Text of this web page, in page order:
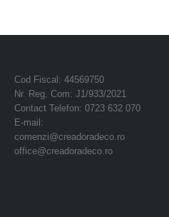
Cod Fiscal: 44569750
Nr. Reg. Com: J1/933/2021
Contact Telefon: 0723 632 070
E-mail:
comenzi@creadoradeco.ro
office@creadoradeco.ro